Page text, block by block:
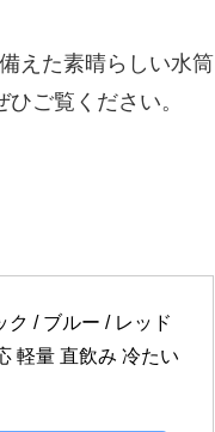
えた素晴らしい水筒
ご覧ください。
/ ブルー / レッド
軽量 直飲み 冷たい